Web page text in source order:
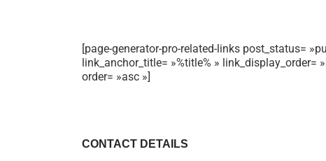
[page-generator-pro-related-links post_status=
link_anchor_title= »%title% »
order= »asc »]
CONTACT DETAILS